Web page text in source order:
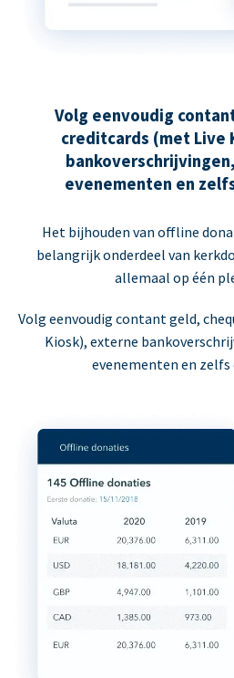
Volg eenvoudig
creditcards (met Live
evenementen en
Het bijhouden van offline
belangrijk onderdeel van
allemaal op één
Volg eenvoudig contant geld,
Kiosk), externe
evenementen en